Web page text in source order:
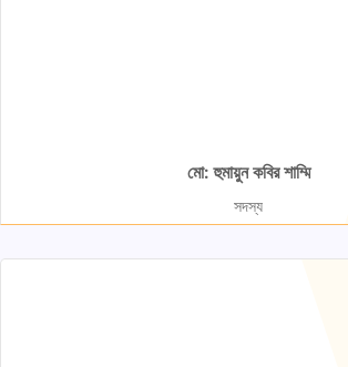
মো: হুমায়ুন কবির শাম্মি
সদস্য